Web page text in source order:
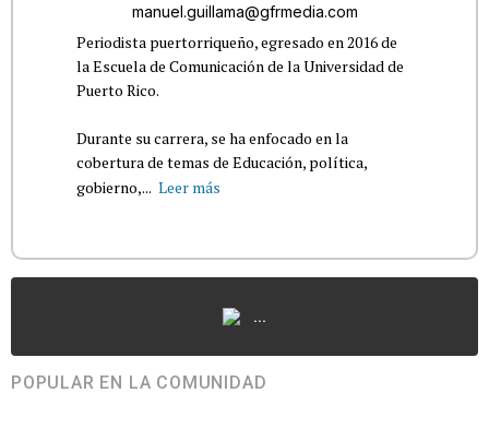
manuel.guillama@gfrmedia.com
Periodista puertorriqueño, egresado en 2016 de
la Escuela de Comunicación de la Universidad de
Puerto Rico.
Durante su carrera, se ha enfocado en la
cobertura de temas de Educación, política,
gobierno,... Leer más
...
POPULAR EN LA COMUNIDAD